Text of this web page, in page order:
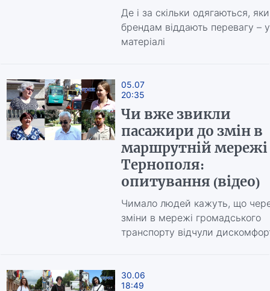
Де і за скільки одягаються,
брендам віддають перевагу – у
матеріалі
05.07
20:35
Чи вже звикли
пасажири до змін в
маршрутній мережі
Тернополя:
опитування (відео)
Чимало людей кажуть, що
зміни в мережі громадського
транспорту відчули
30.06
18:49